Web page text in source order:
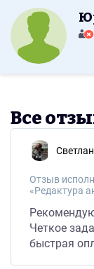
Все
Отзыв
«Редактура
Четкое
быстрая